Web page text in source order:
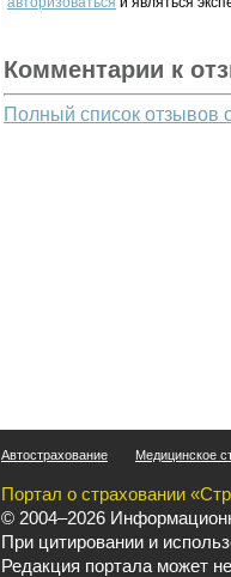
Комментарии к
Полный список отзывов
Автострахование Медицинское
Портал о страховании
© 2004–2026
При цитировании и
Редакция портала может